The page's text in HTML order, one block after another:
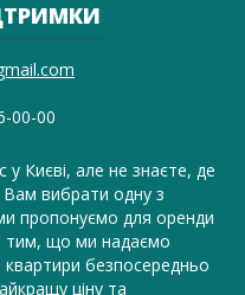
00-00
Києві, але не знаєте, де
вибрати одну з
пропонуємо для оренди
тим, що ми надаємо
безпосередньо
ціну та